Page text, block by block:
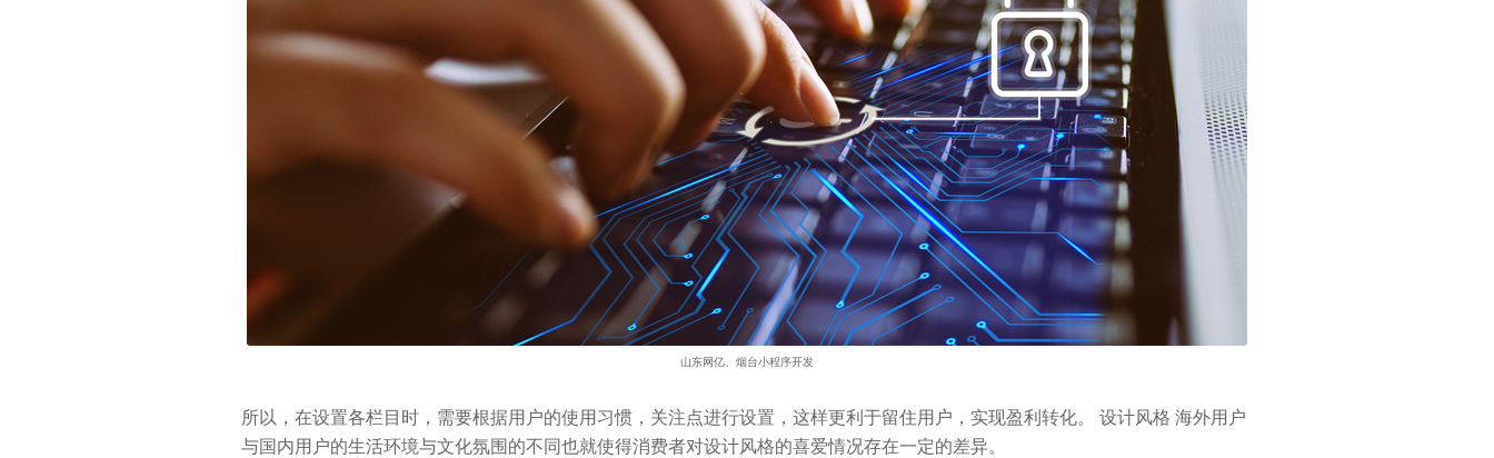
山东网亿、烟台小程序开发
所以，在设置各栏目时，需要根据用户的使用习惯，关注点进行设置，这样更利于留住用户，实现盈利转化。 设计风格 海外用户
与国内用户的生活环境与文化氛围的不同也就使得消费者对设计风格的喜爱情况存在一定的差异。